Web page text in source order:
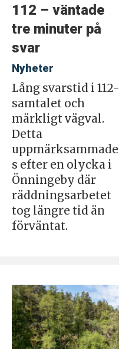
112 – väntade
tre minuter på
svar
Nyheter
Lång svarstid i 112-
samtalet och
märkligt vägval.
Detta
uppmärksammade
s efter en olycka i
Önningeby där
räddningsarbetet
tog längre tid än
förväntat.